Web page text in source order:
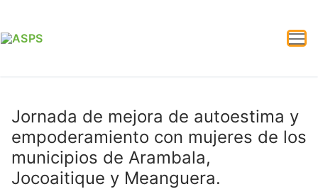
Jornada de mejora de autoestima y
empoderamiento con mujeres de los
municipios de Arambala,
Jocoaitique y Meanguera.